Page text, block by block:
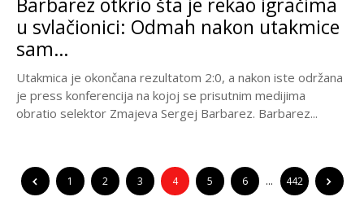
u svlačionici: Odmah nakon utakmice
sam…
Utakmica je okončana rezultatom 2:0, a nakon iste održana
je press konferencija na kojoj se prisutnim medijima
obratio selektor Zmajeva Sergej Barbarez. Barbarez...
1 2 3 4 5 6 … 442